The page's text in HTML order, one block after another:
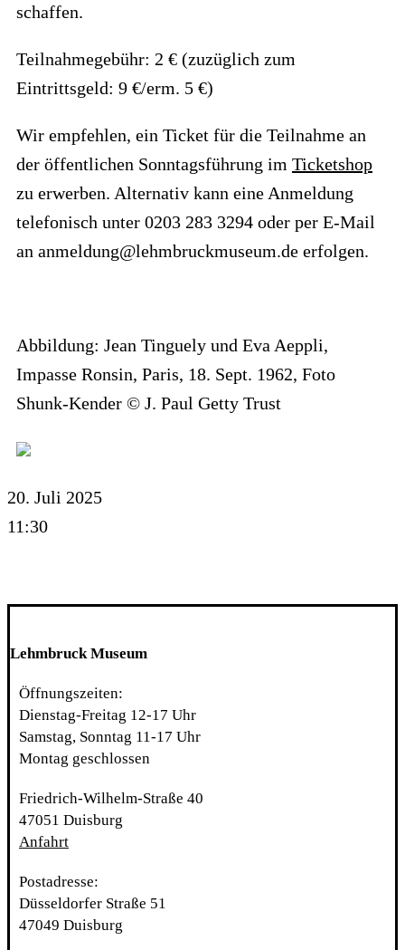
schaffen.
Teilnahmegebühr: 2 € (zuzüglich zum
Eintrittsgeld: 9 €/erm. 5 €)
Wir empfehlen, ein Ticket für die Teilnahme an
der öffentlichen Sonntagsführung im Ticketshop
zu erwerben. Alternativ kann eine Anmeldung
telefonisch unter 0203 283 3294 oder per E-Mail
an anmeldung@lehmbruckmuseum.de erfolgen.
Abbildung: Jean Tinguely und Eva Aeppli,
Impasse Ronsin, Paris, 18. Sept. 1962, Foto
Shunk-Kender © J. Paul Getty Trust
20. Juli 2025
11:30
Lehmbruck Museum
Öffnungszeiten:
Dienstag-Freitag 12-17 Uhr
Samstag, Sonntag 11-17 Uhr
Montag geschlossen
Friedrich-Wilhelm-Straße 40
47051 Duisburg
Anfahrt
Postadresse:
Düsseldorfer Straße 51
47049 Duisburg